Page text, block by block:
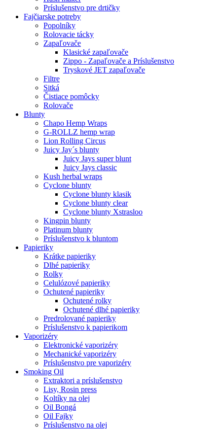
Príslušenstvo pre drtičky
Fajčiarske potreby
Popolníky
Rolovacie tácky
Zapaľovače
Klasické zapaľovače
Zippo - Zapaľovače a Príslušenstvo
Tryskové JET zapaľovače
Filtre
Sitká
Čistiace pomôcky
Rolovače
Blunty
Chapo Hemp Wraps
G-ROLLZ hemp wrap
Lion Rolling Circus
Juicy Jay´s blunty
Juicy Jays super blunt
Juicy Jays classic
Kush herbal wraps
Cyclone blunty
Cyclone blunty klasik
Cyclone blunty clear
Cyclone blunty Xstrasloo
Kingpin blunty
Platinum blunty
Príslušenstvo k bluntom
Papieriky
Krátke papieriky
Dlhé papieriky
Rolky
Celulózové papieriky
Ochutené papieriky
Ochutené rolky
Ochutené dlhé papieriky
Predrolované papieriky
Príslušenstvo k papierikom
Vaporizéry
Elektronické vaporizéry
Mechanické vaporizéry
Príslušenstvo pre vaporizéry
Smoking Oil
Extraktori a príslušenstvo
Lisy, Rosin press
Koltíky na olej
Oil Bongá
Oil Fajky
Príslušenstvo na olej